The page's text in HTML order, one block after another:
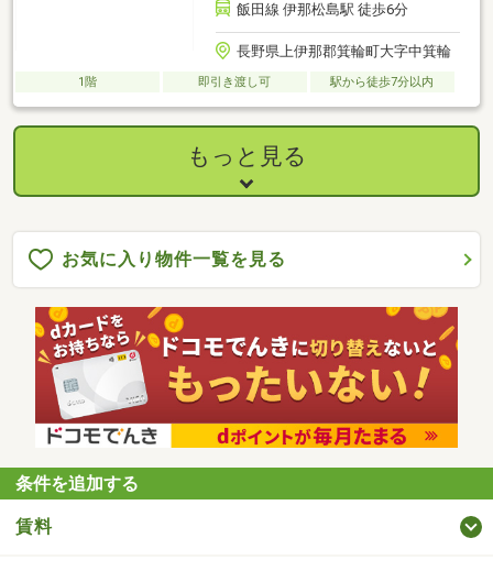
飯田線 伊那松島駅 徒歩6分
長野県上伊那郡箕輪町大字中箕輪
1階 即引き渡し可 駅から徒歩7分以内
もっと見る
お気に入り物件一覧を見る
条件を追加する
賃料